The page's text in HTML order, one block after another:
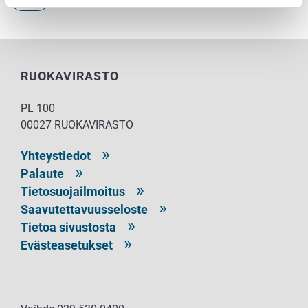
RUOKAVIRASTO
PL 100
00027 RUOKAVIRASTO
Yhteystiedot
Palaute
Tietosuojailmoitus
Saavutettavuusseloste
Tietoa sivustosta
Evästeasetukset